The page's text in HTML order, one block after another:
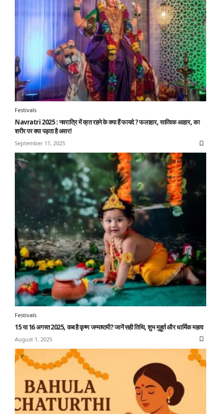
Festivals
Navratri 2025 : नवरात्रि में व्रत रहने के क्या हैं फायदे ? फलाहार, सात्विक आहार, का
शरीर पर क्या पड़ता है असर!
September 11, 2025
Festivals
15 या 16 अगस्त 2025, कब है कृष्ण जन्माष्टमी? जानें सही तिथि, शुभ मुहूर्त और धार्मिक महत्व
August 1, 2025